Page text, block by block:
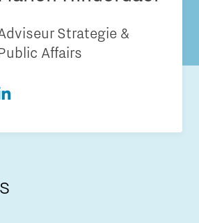
Strategie &
Affairs